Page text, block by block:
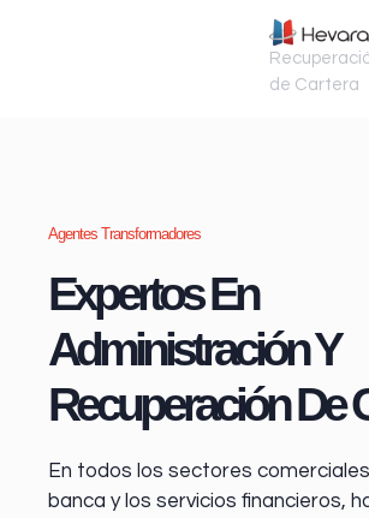
de Cartera
Agentes Transformadores
Expertos En
Administración Y
Recuperación De
En todos los sectores
banca y los servicios financieros,